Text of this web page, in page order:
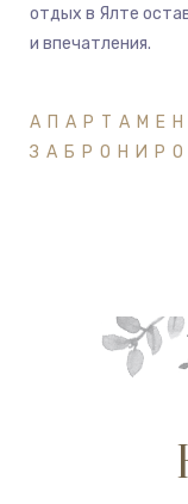
отдых в Ялте
и впечатления.